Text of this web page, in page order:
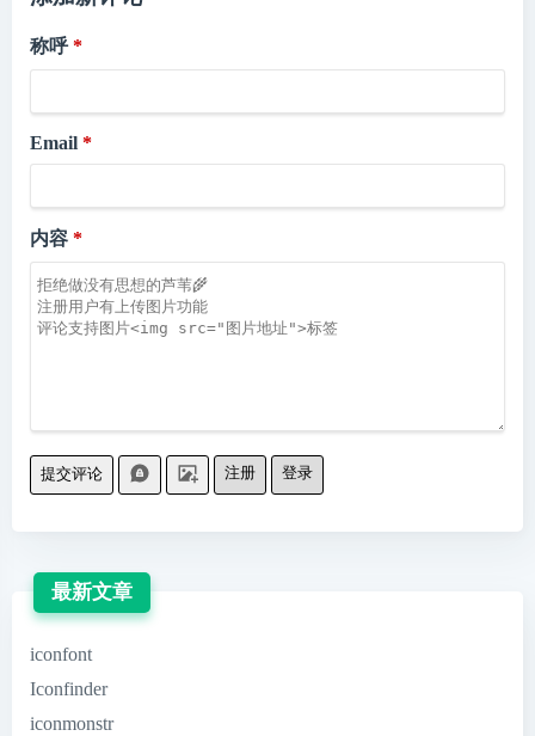
称呼
Email
内容
提交评论 注册 登录
最新文章
iconfont
Iconfinder
iconmonstr